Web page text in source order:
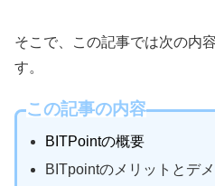
そこで、この記事では次の内
す。
この記事の内容
BITPointの概要
BITpointのメリットとデ